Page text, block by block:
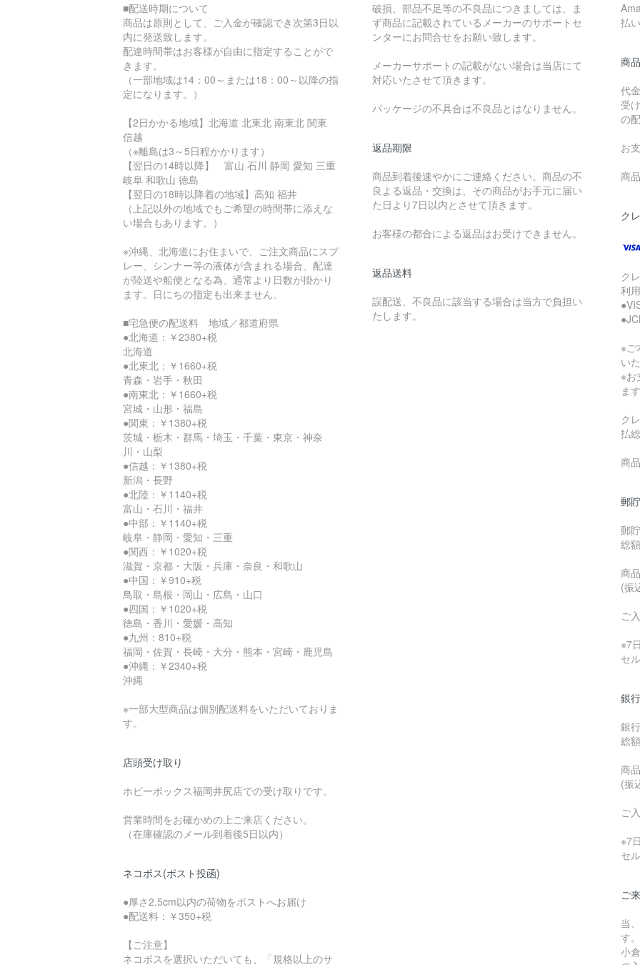
■配送時期について
商品は原則として、ご入金が確認でき次第3日以
内に発送致します。
配達時間帯はお客様が自由に指定することがで
きます。
（一部地域は14：00～または18：00～以降の指
定になります。）
【2日かかる地域】北海道 北東北 南東北 関東
信越
（※離島は3～5日程かかります）
【翌日の14時以降】 富山 石川 静岡 愛知 三重
岐阜 和歌山 徳島
【翌日の18時以降着の地域】高知 福井
（上記以外の地域でもご希望の時間帯に添えな
い場合もあります。）
※沖縄、北海道にお住まいで、ご注文商品にスプ
レー、シンナー等の液体が含まれる場合、配達
が陸送や船便となる為、通常より日数が掛かり
ます。日にちの指定も出来ません。
■宅急便の配送料 地域／都道府県
●北海道：￥2380+税
北海道
●北東北：￥1660+税
青森・岩手・秋田
●南東北：￥1660+税
宮城・山形・福島
●関東：￥1380+税
茨城・栃木・群馬・埼玉・千葉・東京・神奈
川・山梨
●信越：￥1380+税
新潟・長野
●北陸：￥1140+税
富山・石川・福井
●中部：￥1140+税
岐阜・静岡・愛知・三重
●関西：￥1020+税
滋賀・京都・大阪・兵庫・奈良・和歌山
●中国：￥910+税
鳥取・島根・岡山・広島・山口
●四国：￥1020+税
徳島・香川・愛媛・高知
●九州：810+税
福岡・佐賀・長崎・大分・熊本・宮崎・鹿児島
●沖縄：￥2340+税
沖縄
※一部大型商品は個別配送料をいただいておりま
す。
店頭受け取り
ホビーボックス福岡井尻店での受け取りです。
営業時間をお確かめの上ご来店ください。
（在庫確認のメール到着後5日以内）
ネコポス(ポスト投函)
●厚さ2.5cm以内の荷物をポストへお届け
●配送料：￥350+税
【ご注意】
ネコポスを選択いただいても、「規格以上のサ
破損、部品不足等の不良品につきましては、ま
ず商品に記載されているメーカーのサポートセ
ンターにお問合せをお願い致します。
メーカーサポートの記載がない場合は当店にて
対応いたさせて頂きます。
パッケージの不具合は不良品とはなりません。
返品期限
商品到着後速やかにご連絡ください。商品の不
良よる返品・交換は、その商品がお手元に届い
た日より7日以内とさせて頂きます。
お客様の都合による返品はお受けできません。
返品送料
誤配送、不良品に該当する場合は当方で負担い
たします。
払
商
代
受
の
お
商
ク
ク
利
※ご
い
※お
ます
ク
払
商
郵
郵
総
商
(振
ご
※7
セ
銀
銀
総
商
(振
ご
※7
セ
ご
当
す。
小